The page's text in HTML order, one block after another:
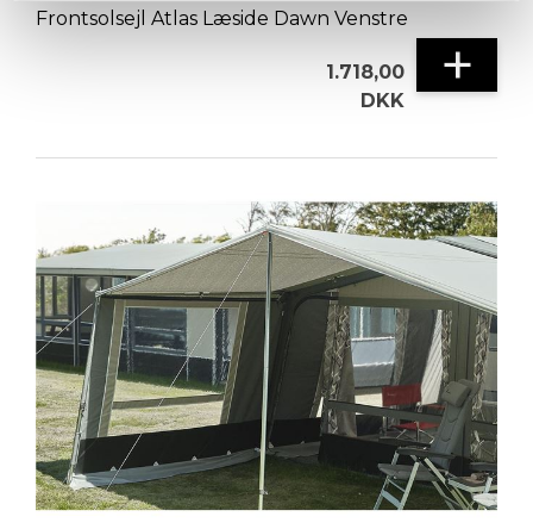
Frontsolsejl Atlas Læside Dawn Venstre
1.718,00
DKK
+